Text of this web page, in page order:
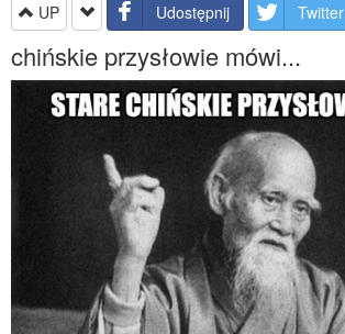
UP Udostępnij Twitter
chińskie przysłowie mówi...